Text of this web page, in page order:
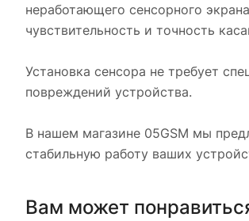
неработающего сенсорного
чувствительность и точность
Установка сенсора не требует
повреждений устройства.
В нашем магазине 05GSM мы
стабильную работу ваших
Вам может